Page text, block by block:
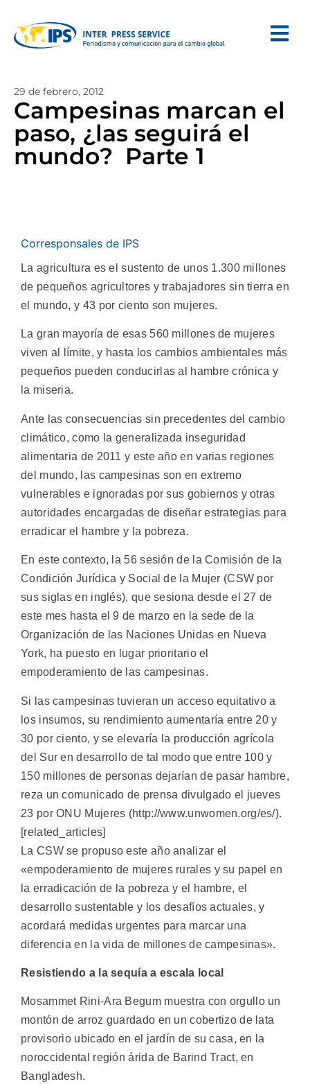
29 de febrero, 2012
Campesinas marcan el
paso, ¿las seguirá el
mundo?  Parte 1
Corresponsales de IPS
La agricultura es el sustento de unos 1.300 millones
de pequeños agricultores y trabajadores sin tierra en
el mundo, y 43 por ciento son mujeres.
La gran mayoría de esas 560 millones de mujeres
viven al límite, y hasta los cambios ambientales más
pequeños pueden conducirlas al hambre crónica y
la miseria.
Ante las consecuencias sin precedentes del cambio
climático, como la generalizada inseguridad
alimentaria de 2011 y este año en varias regiones
del mundo, las campesinas son en extremo
vulnerables e ignoradas por sus gobiernos y otras
autoridades encargadas de diseñar estrategias para
erradicar el hambre y la pobreza.
En este contexto, la 56 sesión de la Comisión de la
Condición Jurídica y Social de la Mujer (CSW por
sus siglas en inglés), que sesiona desde el 27 de
este mes hasta el 9 de marzo en la sede de la
Organización de las Naciones Unidas en Nueva
York, ha puesto en lugar prioritario el
empoderamiento de las campesinas.
Si las campesinas tuvieran un acceso equitativo a
los insumos, su rendimiento aumentaría entre 20 y
30 por ciento, y se elevaría la producción agrícola
del Sur en desarrollo de tal modo que entre 100 y
150 millones de personas dejarían de pasar hambre,
reza un comunicado de prensa divulgado el jueves
23 por ONU Mujeres (http://www.unwomen.org/es/).
[related_articles]
La CSW se propuso este año analizar el
«empoderamiento de mujeres rurales y su papel en
la erradicación de la pobreza y el hambre, el
desarrollo sustentable y los desafíos actuales, y
acordará medidas urgentes para marcar una
diferencia en la vida de millones de campesinas».
Resistiendo a la sequía a escala local
Mosammet Rini-Ara Begum muestra con orgullo un
montón de arroz guardado en un cobertizo de lata
provisorio ubicado en el jardín de su casa, en la
noroccidental región árida de Barind Tract, en
Bangladesh.